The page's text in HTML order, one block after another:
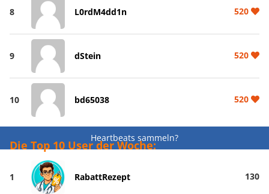
8 L0rdM4dd1n 520
9 dStein 520
10 bd65038 520
Heartbeats sammeln?
Die Top 10 User der Woche:
1 RabattRezept 130